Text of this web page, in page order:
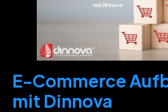
E-Commerce
mit Dinnova